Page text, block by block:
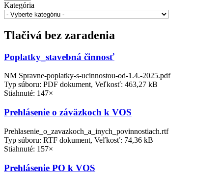
Kategória
Tlačivá bez zaradenia
Poplatky_stavebná činnosť
NM Spravne-poplatky-s-ucinnostou-od-1.4.-2025.pdf
Typ súboru: PDF dokument, Veľkosť: 463,27 kB
Stiahnuté: 147×
Prehlásenie o záväzkoch k VOS
Prehlasenie_o_zavazkoch_a_inych_povinnostiach.rtf
Typ súboru: RTF dokument, Veľkosť: 74,36 kB
Stiahnuté: 157×
Prehlásenie PO k VOS